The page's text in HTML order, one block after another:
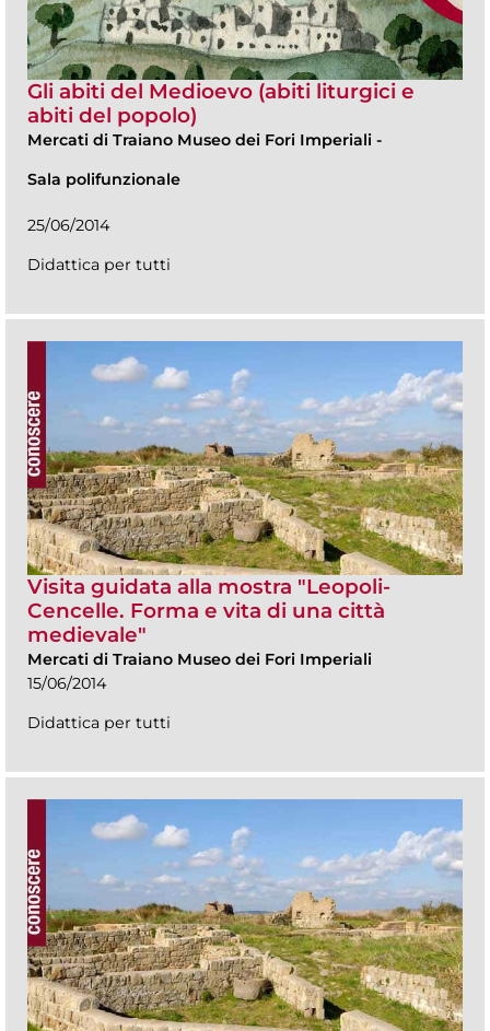
Gli abiti del Medioevo (abiti liturgici e
abiti del popolo)
Mercati di Traiano Museo dei Fori Imperiali -
Sala polifunzionale
25/06/2014
Didattica per tutti
Visita guidata alla mostra "Leopoli-
Cencelle. Forma e vita di una città
medievale"
Mercati di Traiano Museo dei Fori Imperiali
15/06/2014
Didattica per tutti